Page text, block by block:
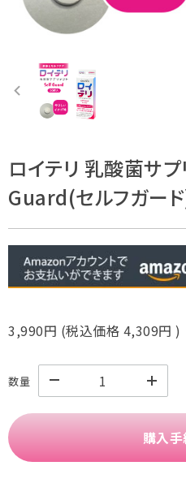
ロイテリ 乳酸菌サ
Guard(セルフガー
3,990円 (税込価格 4,309円 )
数量
購入